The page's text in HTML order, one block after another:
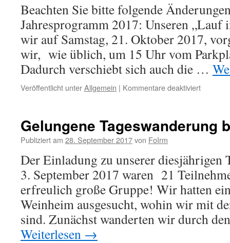
Beachten Sie bitte folgende
Jahresprogramm 2017: Unseren „Lauf
wir auf Samstag, 21. Oktober 2017,
wir, wie üblich, um 15 Uhr vom
Dadurch verschiebt sich auch die …
Veröffentlicht unterAllgemein | Kommentare deaktiviertfür
Gelungene Tageswanderung
Publiziert am 28. September 2017von FoIrm
Der Einladung zu unserer diesjährigen
3. September 2017 waren 21
erfreulich große Gruppe! Wir hatten
Weinheim ausgesucht, wohin wir mit
sind. Zunächst wanderten wir durch
Weiterlesen →